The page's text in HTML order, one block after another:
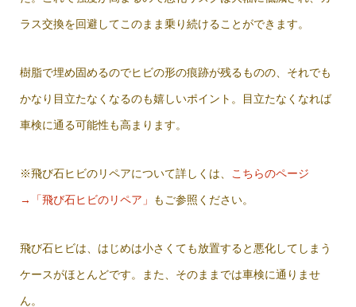
ラス交換を回避してこのまま乗り続けることができます。
樹脂で埋め固めるのでヒビの形の痕跡が残るものの、それでも
かなり目立たなくなるのも嬉しいポイント。目立たなくなれば
車検に通る可能性も高まります。
※飛び石ヒビのリペアについて詳しくは、 こちらのページ
→「飛び石ヒビのリペア」 もご参照ください。
飛び石ヒビは、はじめは小さくても放置すると悪化してしまう
ケースがほとんどです。また、そのままでは車検に通りませ
ん。